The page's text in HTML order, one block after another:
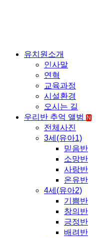
유치원소개
인사말
연혁
교육과정
시설환경
오시는 길
우리반 추억 앨범
N
전체사진
3세(유아1)
믿음반
소망반
사랑반
온유반
4세(유아2)
기쁨반
창의반
긍정반
배려반